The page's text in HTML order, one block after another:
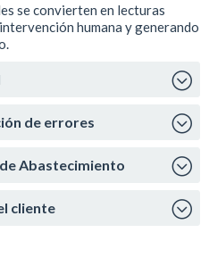
se convierten en lecturas
humana y generando
de errores
Abastecimiento
cliente